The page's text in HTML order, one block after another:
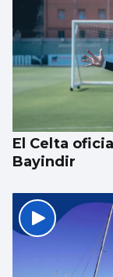
El Celta
Bayindir